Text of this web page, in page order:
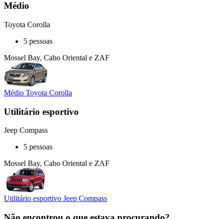
Médio
Toyota Corolla
5 pessoas
Mossel Bay, Cabo Oriental e ZAF
Médio Toyota Corolla
Utilitário esportivo
Jeep Compass
5 pessoas
Mossel Bay, Cabo Oriental e ZAF
Utilitário esportivo Jeep Compass